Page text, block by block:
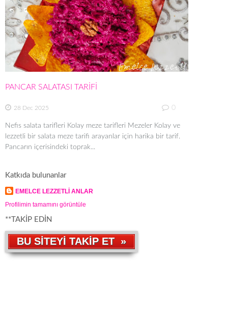
PANCAR SALATASI TARİFİ
28 Dec 2025 0
Nefis salata tarifleri Kolay meze tarifleri Mezeler Kolay ve
lezzetli bir salata meze tarifi arayanlar için harika bir tarif.
Pancarın içerisindeki toprak...
Katkıda bulunanlar
EMELCE LEZZETLİ ANLAR
Profilimin tamamını görüntüle
**TAKİP EDİN
BU SİTEYİ TAKİP ET »